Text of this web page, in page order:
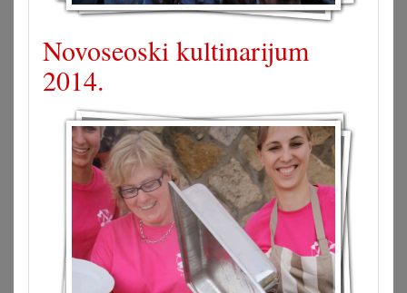
Novoseoski kultinarijum
2014.